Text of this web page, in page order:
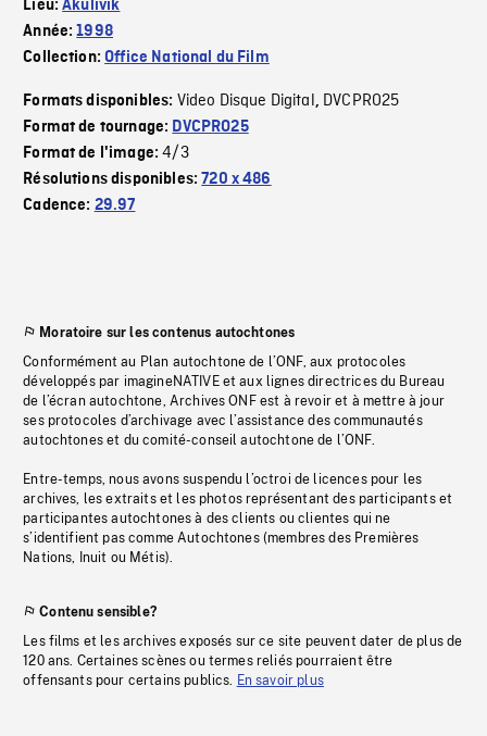
Lieu:Akulivik
Année:1998
Collection:Office National du Film
Formats disponibles: Video Disque Digital, DVCPRO25
Format de tournage: DVCPRO25
Format de l'image:4/3
Résolutions disponibles:720 x 486
Cadence: 29.97
Moratoire sur les contenus autochtones
Conformément au Plan autochtone de l’ONF, aux protocoles
développés par imagineNATIVE et aux lignes directrices du Bureau
de l’écran autochtone, Archives ONF est à revoir et à mettre à jour
ses protocoles d’archivage avec l’assistance des communautés
autochtones et du comité-conseil autochtone de l’ONF.
Entre-temps, nous avons suspendu l’octroi de licences pour les
archives, les extraits et les photos représentant des participants et
participantes autochtones à des clients ou clientes qui ne
s’identifient pas comme Autochtones (membres des Premières
Nations, Inuit ou Métis).
Contenu sensible?
Les films et les archives exposés sur ce site peuvent dater de plus de
120 ans. Certaines scènes ou termes reliés pourraient être
offensants pour certains publics. En savoir plus